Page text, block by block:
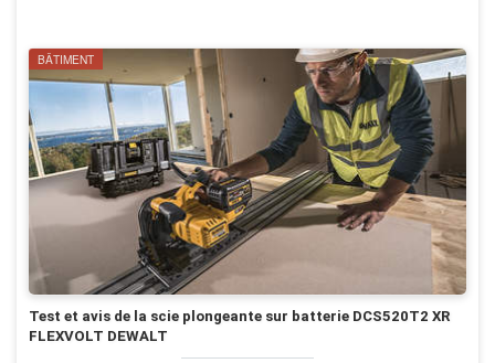
BÂTIMENT
Test et avis de la scie plongeante sur batterie DCS520T2 XR
FLEXVOLT DEWALT